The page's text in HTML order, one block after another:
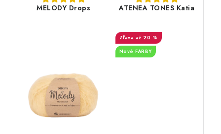
MELODY Drops ATENEA TONES Katia
až 20 %
Nové FARBY